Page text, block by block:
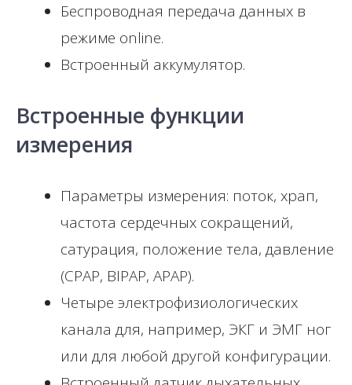
Беспроводная передача данных в
режиме online.
Встроенный аккумулятор.
Встроенные функции
измерения
Параметры измерения: поток, храп,
частота сердечных сокращений,
сатурация, положение тела, давление
(CPAP, BIPAP, АРАР).
Четыре электрофизиологических
канала для, например, ЭКГ и ЭМГ ног
или для любой другой конфигурации.